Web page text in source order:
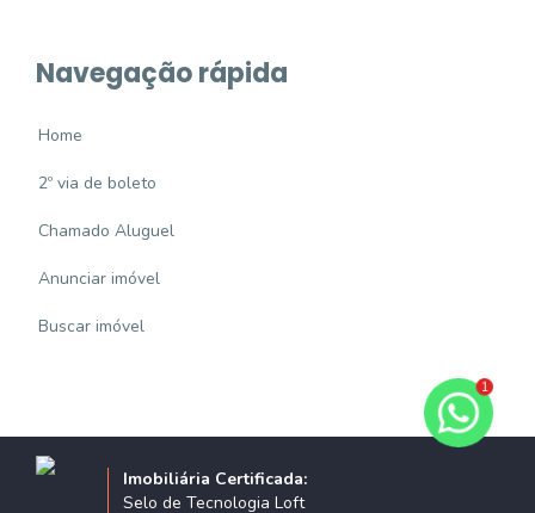
Navegação rápida
Home
2º via de boleto
Chamado Aluguel
Anunciar imóvel
Buscar imóvel
Imobiliária Certificada:
Selo de Tecnologia Loft
1